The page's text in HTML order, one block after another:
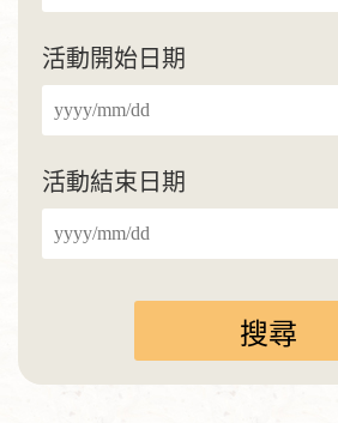
活動開始日期
活動結束日期